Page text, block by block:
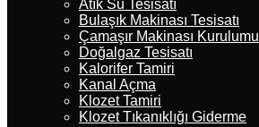
Atık Su Tesisatı
Bulaşık Makinası Tesisatı
Çamaşır Makinası Kurulumu
Doğalgaz Tesisatı
Kalorifer Tamiri
Kanal Açma
Klozet Tamiri
Klozet Tıkanıklığı Giderme